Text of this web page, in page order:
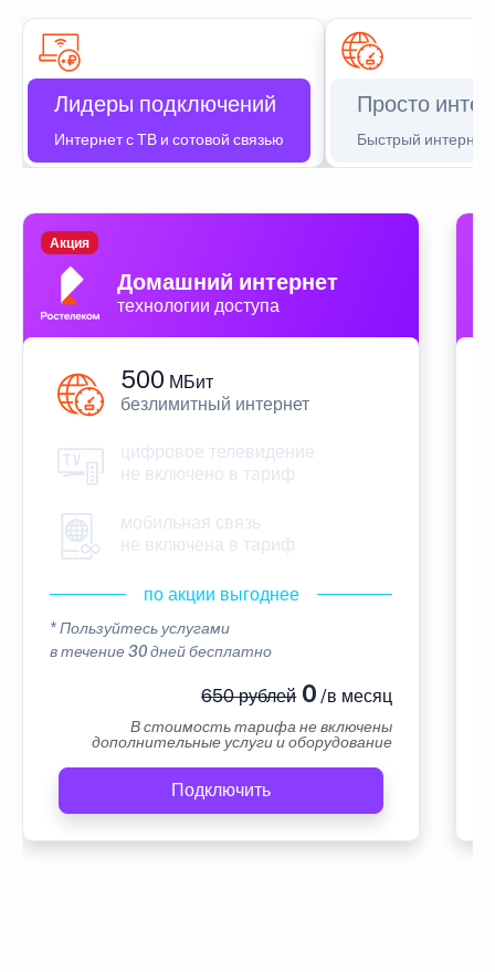
Лидеры подключений
Интернет с ТВ и сотовой связью
Просто
Быстрый интернет
Домашний интернет
технологии доступа
Акция
500 МБит
безлимитный интернет
цифровое телевидение
не включено в тариф
мобильная связь
не включена в тариф
по акции выгоднее
* Пользуйтесь услугами
в течение 30 дней бесплатно
650 рублей0 /в месяц
В стоимость тарифа не включены
дополнительные услуги и оборудование
Подключить